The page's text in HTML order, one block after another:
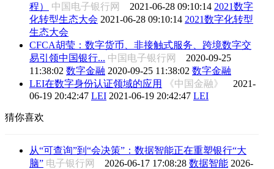
程）
中国电子银行网 2021-06-28 09:10:14 2021数字
化转型生态大会 2021-06-28 09:10:14 2021数字化转型
生态大会
CFCA胡莹：数字货币、非接触式服务、跨境数字交
易引领中国银行... 中国电子银行网 2020-09-25
11:38:02 数字金融 2020-09-25 11:38:02 数字金融
LEI在数字身份认证领域的应用
《中国金融》 2021-
06-19 20:42:47 LEI 2021-06-19 20:42:47 LEI
猜你喜欢
从“可查询”到“会决策”：数据智能正在重塑银行“大
脑” 电子银行网 2026-06-17 17:08:28 数据智能 2026-